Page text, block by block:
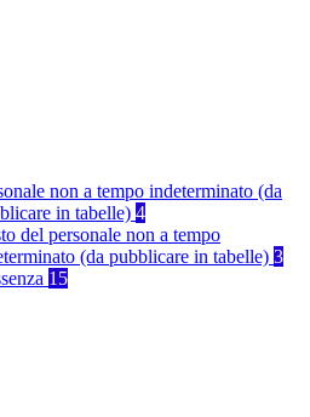
non a tempo indeterminato (da
in tabelle) 4
del personale non a tempo
(da pubblicare in tabelle) 3
15